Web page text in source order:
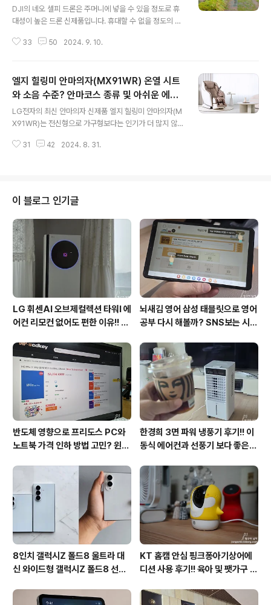
신제품이지만 아쉬움도
DJI의 네오 셀피 드론은 주머니에 넣을 수 있을 정도로 휴
대성이 높은 드론 신제품입니다. 휴대할 수 없을 정도의 크
후반의 가격대인 DJI 휴대용 네오 셀피 드론은 접근성이
은 사이즈의 드론은 휴대하기 편하지만 바람이 많이 부는
야외에서는 원격 제어 구간을 벗어나기 쉬운 단점이 있습
니다. 그러나 DJI 휴대용 네오 셀피 드론은 개인적으로 사
용했던 소형 미니 드론과는 비교가 안될 정도입니다. ㅋㅋ
영상 촬영을 좀 더 실감 나게 하려면 드론 만한 장비는 없는
것 같아요. 정해진 비행으로 접근성이 높은 드론 드론은 가
33 50 2024. 9. 10.
엘지 힐링미 안마의자(MX91WR) 온열 시트
와 소음 수준? 안마코스 종류 및 아쉬운 에어
안마, 구독형 유리할까?(ft. LG전자)
LG전자의 최신 안마의자 신제품 엘지 힐링미 안마의자(M
X91WR)는 전신형으로 가구형보다는 인기가 더 많지 않을
실 겁니다. 구독형으로 교원 안마의자를 사용하다가 구독
고 유일하게 쉴 수 있는 공간 중에 하나가 안마의자랍니다.
그리고 스르르 잠깐 잠이 들면 피로가 회복되는 듯해요. ㅋ
ㅋ LG전자가 엘지 힐링미 안마의자(MX91WR) 모델을 통
해 얼마나 주목을 받을지 기대됩니다. 엘지 전신형 안마의
자는 MX6, MX8, 타이티 등 모델도 있습니다. 지문인식
으로 사용자별 맞춤 안마 엘지 ..
31 42 2024. 8. 31.
이 블로그 인기글
LG 휘센AI 오브제컬렉션 타워I 에
어컨 리모컨 없어도 편한 이유!! 7
후기
뇌새김 영어 삼성 태블릿으로 영어
공부 다시 해볼까? SNS보는 시간
반도체 영향으로 프리도스 PC와
노트북 가격 인하 방법 고민? 윈도
방법?(feat. vip-scdkeys)
한경희 3면 파워 냉풍기 후기!! 이
동식 에어컨과 선풍기 보다 좋은
8인치 갤럭시Z 폴드8 울트라 대
신 와이드형 갤럭시Z 폴드8 선
이 미제공!!
KT 홈캠 안심 핑크퐁아기상어에
디션 사용 후기!! 육아 및 팻가구 그
상어홈캠 어때!!